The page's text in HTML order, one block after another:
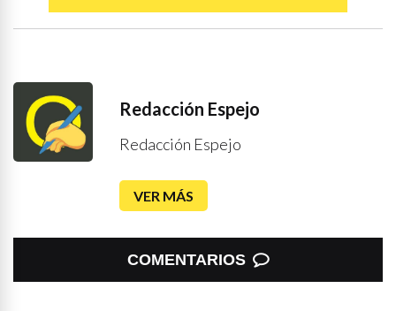
Redacción Espejo
Redacción Espejo
VER MÁS
COMENTARIOS